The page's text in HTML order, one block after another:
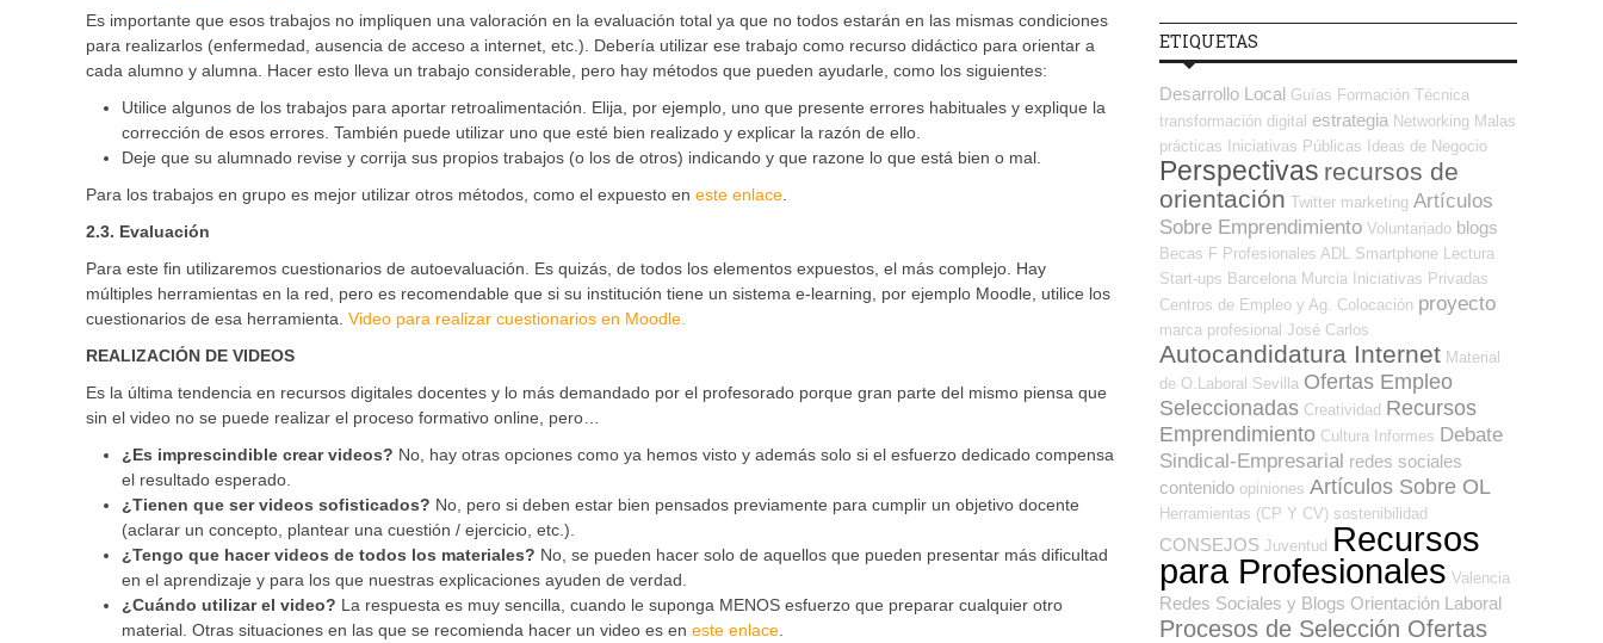
Es importante que esos trabajos no impliquen una valoración en la evaluación total ya que no todos estarán en las mismas condiciones
para realizarlos (enfermedad, ausencia de acceso a internet, etc.). Debería utilizar ese trabajo como recurso didáctico para orientar a
cada alumno y alumna. Hacer esto lleva un trabajo considerable, pero hay métodos que pueden ayudarle, como los siguientes:
Utilice algunos de los trabajos para aportar retroalimentación. Elija, por ejemplo, uno que presente errores habituales y explique la
corrección de esos errores. También puede utilizar uno que esté bien realizado y explicar la razón de ello.
Deje que su alumnado revise y corrija sus propios trabajos (o los de otros) indicando y que razone lo que está bien o mal.
Para los trabajos en grupo es mejor utilizar otros métodos, como el expuesto en este enlace.
2.3. Evaluación
Para este fin utilizaremos cuestionarios de autoevaluación. Es quizás, de todos los elementos expuestos, el más complejo. Hay
múltiples herramientas en la red, pero es recomendable que si su institución tiene un sistema e-learning, por ejemplo Moodle, utilice los
cuestionarios de esa herramienta. Video para realizar cuestionarios en Moodle.
REALIZACIÓN DE VIDEOS
Es la última tendencia en recursos digitales docentes y lo más demandado por el profesorado porque gran parte del mismo piensa que
sin el video no se puede realizar el proceso formativo online, pero…
¿Es imprescindible crear videos? No, hay otras opciones como ya hemos visto y además solo si el esfuerzo dedicado compensa
el resultado esperado.
¿Tienen que ser videos sofisticados? No, pero si deben estar bien pensados previamente para cumplir un objetivo docente
(aclarar un concepto, plantear una cuestión / ejercicio, etc.).
¿Tengo que hacer videos de todos los materiales? No, se pueden hacer solo de aquellos que pueden presentar más dificultad
en el aprendizaje y para los que nuestras explicaciones ayuden de verdad.
¿Cuándo utilizar el video? La respuesta es muy sencilla, cuando le suponga MENOS esfuerzo que preparar cualquier otro
material. Otras situaciones en las que se recomienda hacer un video es en este enlace.
ETIQUETAS
Desarrollo Local Guías Formación Técnica
transformación digital estrategia Networking Malas
prácticas
Iniciativas Públicas Ideas de Negocio
Perspectivas recursos de
orientación Twitter marketing Artículos
Sobre Emprendimiento Voluntariado blogs
Becas F Profesionales ADL Smartphone
Lectura
Start-ups Barcelona Murcia
Iniciativas Privadas
Centros de Empleo y Ag. Colocación proyecto
marca profesional José Carlos
Autocandidatura Internet Material
de O.Laboral Sevilla Ofertas Empleo
Seleccionadas Creatividad Recursos
Emprendimiento Cultura Informes Debate
Sindical-Empresarial redes sociales
contenido opiniones Artículos Sobre OL
Herramientas (CP Y CV) sostenibilidad
CONSEJOS Juventud Recursos
para Profesionales Valencia
Redes Sociales y Blogs Orientación Laboral
Procesos de Selección Ofertas